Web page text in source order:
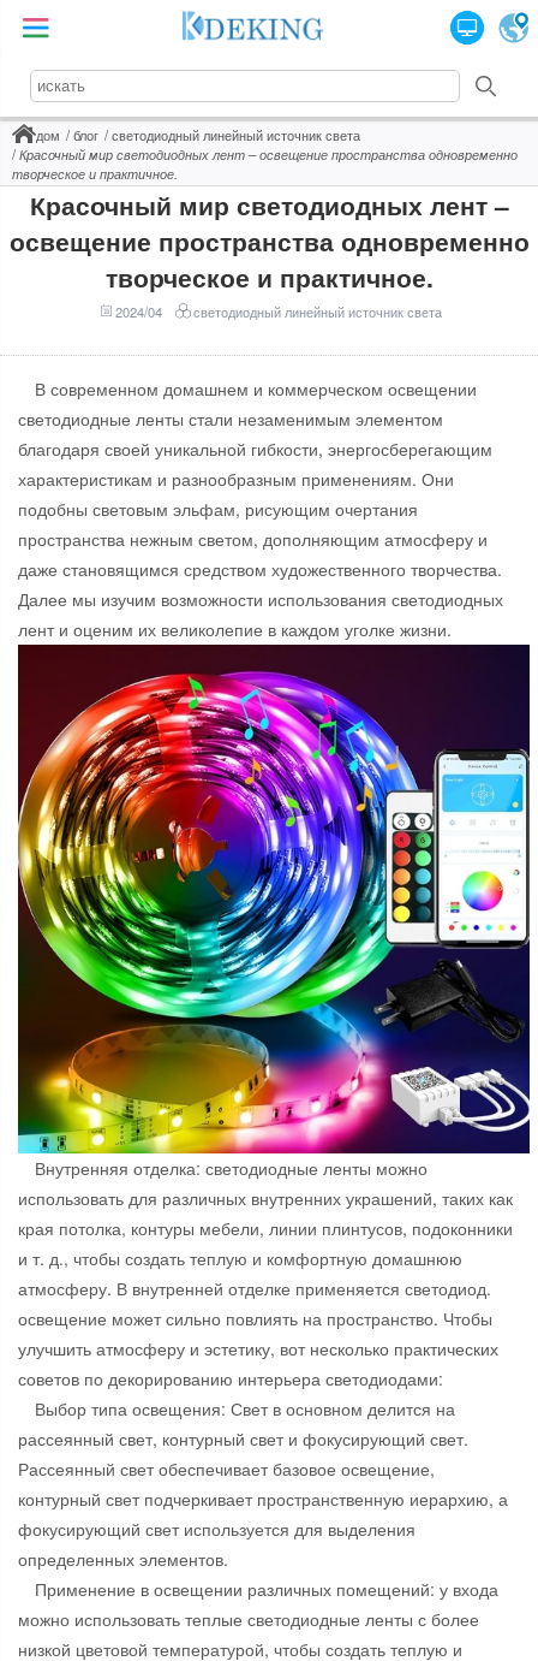
дом блог
светодиодный линейный источник света
Красочный мир светодиодных лент – освещение пространства одновременно
творческое и практичное.
Красочный мир светодиодных лент –
освещение пространства одновременно
творческое и практичное.
2024/04 светодиодный линейный источник света
В современном домашнем и коммерческом освещении
светодиодные ленты стали незаменимым элементом
благодаря своей уникальной гибкости, энергосберегающим
характеристикам и разнообразным применениям. Они
подобны световым эльфам, рисующим очертания
пространства нежным светом, дополняющим атмосферу и
даже становящимся средством художественного творчества.
Далее мы изучим возможности использования светодиодных
лент и оценим их великолепие в каждом уголке жизни.
Внутренняя отделка: светодиодные ленты можно
использовать для различных внутренних украшений, таких как
края потолка, контуры мебели, линии плинтусов, подоконники
и т. д., чтобы создать теплую и комфортную домашнюю
атмосферу. В внутренней отделке применяется светодиод.
освещение может сильно повлиять на пространство. Чтобы
улучшить атмосферу и эстетику, вот несколько практических
советов по декорированию интерьера светодиодами:
Выбор типа освещения: Свет в основном делится на
рассеянный свет, контурный свет и фокусирующий свет.
Рассеянный свет обеспечивает базовое освещение,
контурный свет подчеркивает пространственную иерархию, а
фокусирующий свет используется для выделения
определенных элементов.
Применение в освещении различных помещений: у входа
можно использовать теплые светодиодные ленты с более
низкой цветовой температурой, чтобы создать теплую и